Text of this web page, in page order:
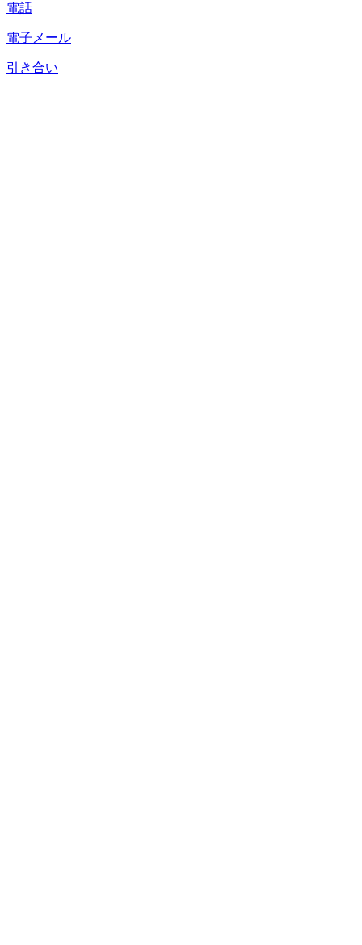
電話
電子メール
引き合い